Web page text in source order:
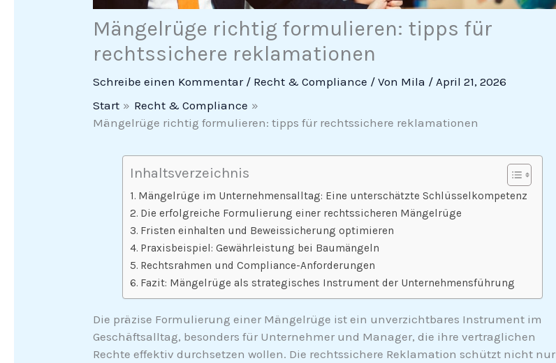
Mängelrüge richtig formulieren: tipps für
rechtssichere reklamationen
Schreibe einen Kommentar / Recht & Compliance / Von Mila /April 21, 2026
Start
Recht & Compliance
Mängelrüge richtig formulieren: tipps für rechtssichere reklamationen
Inhaltsverzeichnis
Mängelrüge im Unternehmensalltag: Eine unterschätzte Schlüsselkompetenz
Die erfolgreiche Formulierung einer rechtssicheren Mängelrüge
Fristen einhalten und Beweissicherung optimieren
Praxisbeispiel: Gewährleistung bei Baumängeln
Rechtsrahmen und Compliance-Anforderungen
Fazit: Mängelrüge als strategisches Instrument der Unternehmensführung
Die präzise Formulierung einer Mängelrüge ist ein unverzichtbares Instrument im
Geschäftsalltag, besonders für Unternehmer und Manager, die ihre vertraglichen
Rechte effektiv durchsetzen wollen. Die rechtssichere Reklamation schützt nicht nur